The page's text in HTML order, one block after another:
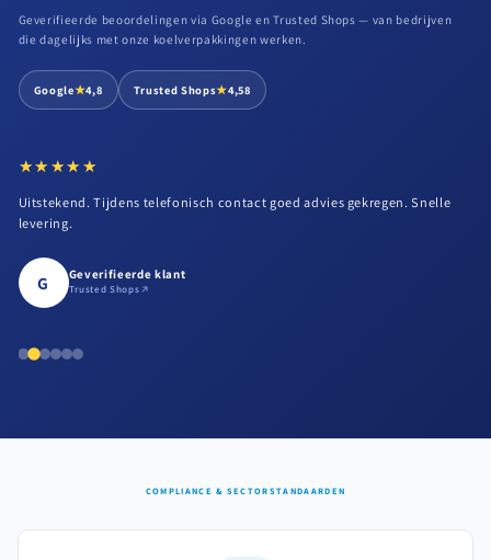
Geverifieerde beoordelingen via Google en Trusted Shops — van bedrijven
die dagelijks met onze koelverpakkingen werken.
Google★4,8 Trusted Shops★4,58
★★★★★
★★★★★
Uitstekend. Tijdens telefonisch contact goed advies gekregen. Snelle
levering.
G Geverifieerde klant
Trusted Shops
COMPLIANCE & SECTORSTANDAARDEN